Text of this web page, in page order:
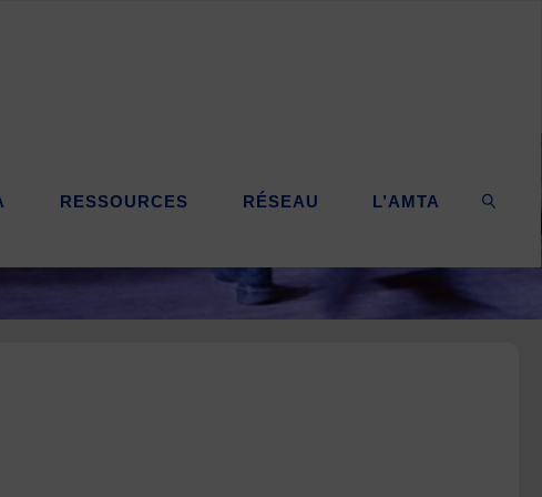
RESSOURCES RÉSEAU L’AMTA